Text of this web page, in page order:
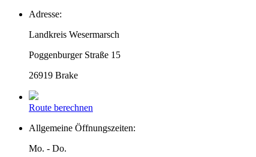
Adresse:
Landkreis Wesermarsch
Poggenburger Straße 15
26919 Brake
Route berechnen
Allgemeine Öffnungszeiten:
Mo. - Do.